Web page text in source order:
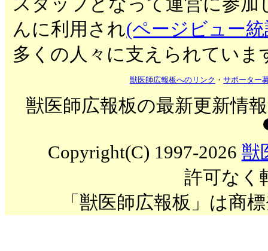
んに利用され(ページビュー
多くの人々に支えられていま
獣医師広報板へのリンク ・サポーター
獣医師広報板の最新更新情
Copyright(C) 1997-2026 獣
許可なく
「獣医師広報板」は商